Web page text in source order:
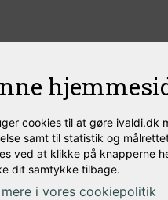
cookies til at gøre ivaldi.dk
samt til statistik og
ved at klikke på knapperne
dit samtykke tilbage.
i vores cookiepolitik
og prisbillig glykol
liter, eller et par